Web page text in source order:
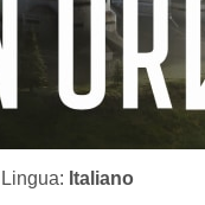
Lingua: Italiano